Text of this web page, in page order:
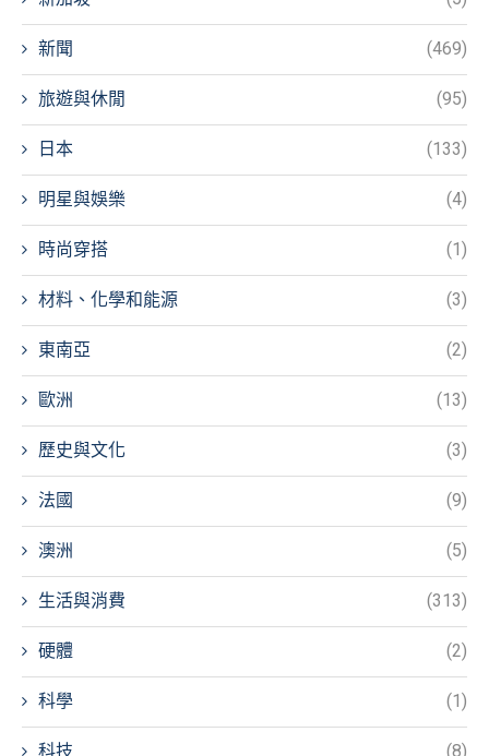
新聞 (469)
旅遊與休閒 (95)
日本 (133)
明星與娛樂 (4)
時尚穿搭 (1)
材料、化學和能源 (3)
東南亞 (2)
歐洲 (13)
歷史與文化 (3)
法國 (9)
澳洲 (5)
生活與消費 (313)
硬體 (2)
科學 (1)
科技 (8)